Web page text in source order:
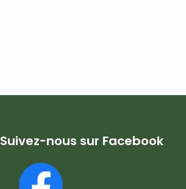
Suivez-nous sur Facebook